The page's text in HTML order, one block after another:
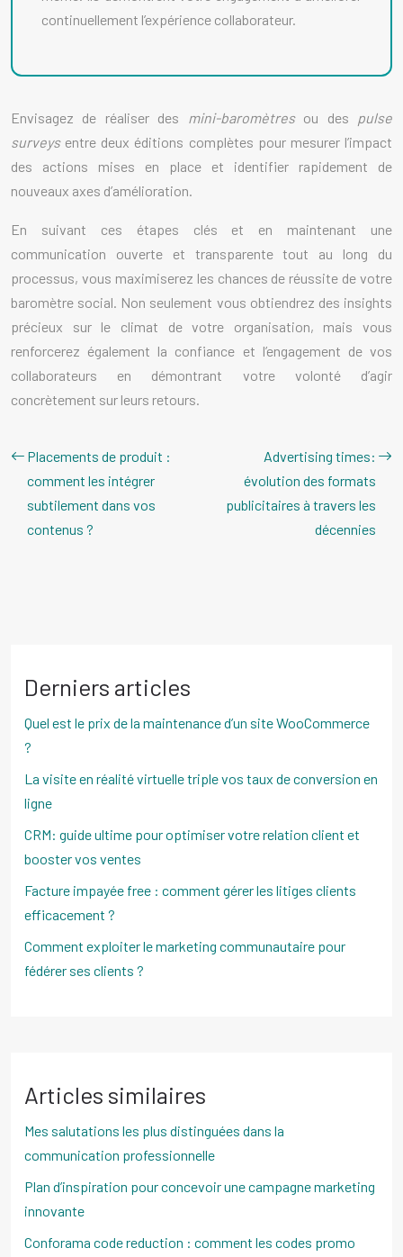
continuellement l’expérience collaborateur.
Envisagez de réaliser des mini-baromètres ou des pulse
surveys entre deux éditions complètes pour mesurer l’impact
des actions mises en place et identifier rapidement de
nouveaux axes d’amélioration.
En suivant ces étapes clés et en maintenant une
communication ouverte et transparente tout au long du
processus, vous maximiserez les chances de réussite de votre
baromètre social. Non seulement vous obtiendrez des insights
précieux sur le climat de votre organisation, mais vous
renforcerez également la confiance et l’engagement de vos
collaborateurs en démontrant votre volonté d’agir
concrètement sur leurs retours.
Placements de produit :
comment les intégrer
subtilement dans vos
contenus ?
Advertising times:
évolution des formats
publicitaires à travers les
décennies
Derniers articles
Quel est le prix de la maintenance d’un site WooCommerce
?
La visite en réalité virtuelle triple vos taux de conversion en
ligne
CRM: guide ultime pour optimiser votre relation client et
booster vos ventes
Facture impayée free : comment gérer les litiges clients
efficacement ?
Comment exploiter le marketing communautaire pour
fédérer ses clients ?
Articles similaires
Mes salutations les plus distinguées dans la
communication professionnelle
Plan d’inspiration pour concevoir une campagne marketing
innovante
Conforama code reduction : comment les codes promo